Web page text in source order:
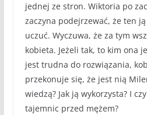
jednej ze stron. Wiktoria po
zaczyna podejrzewać, że ten
uczuć. Wyczuwa, że za tym
kobieta. Jeżeli tak, to kim ona
jest trudna do rozwiązania,
przekonuje się, że jest nią
wiedzą? Jak ją wykorzysta? I
tajemnic przed mężem?